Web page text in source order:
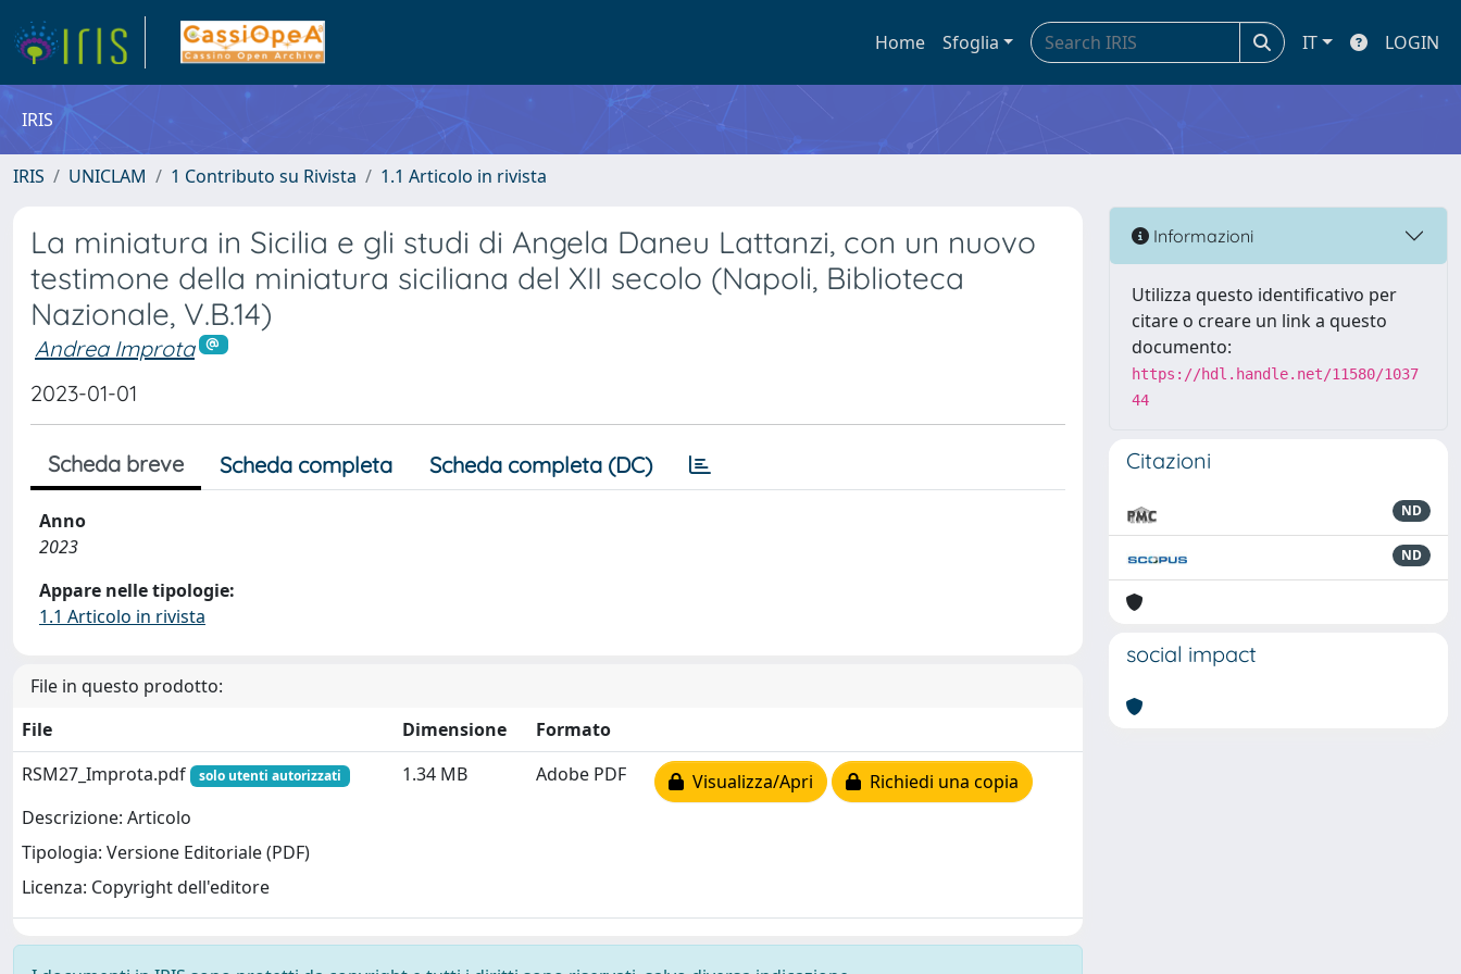
Home Sfoglia IT LOGIN
IRIS
IRIS UNICLAM 1 Contributo su Rivista 1.1 Articolo in rivista
La miniatura in Sicilia e gli studi di Angela Daneu Lattanzi, con un nuovo
testimone della miniatura siciliana del XII secolo (Napoli, Biblioteca
Nazionale, V.B.14)
Andrea Improta
2023-01-01
Scheda breve Scheda completa Scheda completa (DC)
Anno
2023
Appare nelle tipologie:
1.1 Articolo in rivista
File in questo prodotto:
File
Dimensione
Formato
RSM27_Improta.pdf
solo utenti autorizzati
Descrizione: Articolo
Tipologia: Versione Editoriale (PDF)
Licenza: Copyright dell'editore
1.34 MB Adobe PDF Visualizza/Apri Richiedi una copia
Informazioni
Utilizza questo identificativo per
citare o creare un link a questo
documento:
https://hdl.handle.net/11580/1037
44
Citazioni
ND
ND
social impact